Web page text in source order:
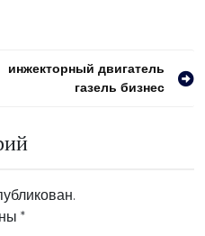
инжекторный двигатель
газель бизнес
*